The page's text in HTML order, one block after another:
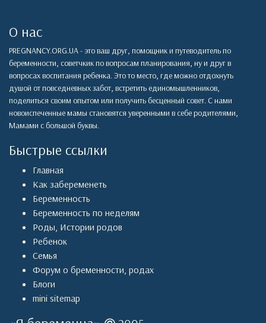
О нас
PREGNANCY.ORG.UA - это ваш друг, помощник и путеводитель по
беременности, советчкик по вопросам планирования, ну и друг в
вопросах воспитания ребенка. Это то место, где можно отдохнуть
душой от повседневных забот, встретить единомышленников,
поделиться своим опытом или получить бесценный совет. С нами
новоиспеченные мамы становятся уверенными в себе родителями,
Мамами с большой буквы.
Быстрые ссылки
Главная
Как забеременеть
Беременность
Беременность по неделям
Роды Истории родов
Ребенок
Семья
Форум о бременности, родах
Блоги
mini sitemap